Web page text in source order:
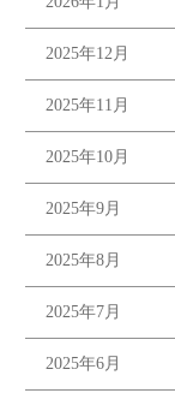
2025年12月
2025年11月
2025年10月
2025年9月
2025年8月
2025年7月
2025年6月